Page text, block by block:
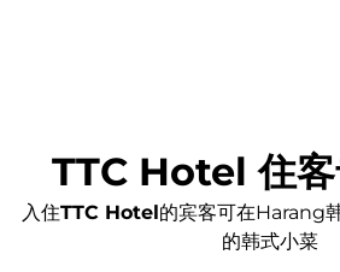
TTC Hotel 住客
入住TTC Hotel的宾客可在Harang
的韩式小菜